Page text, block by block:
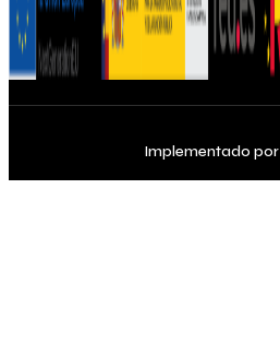
Implementado por